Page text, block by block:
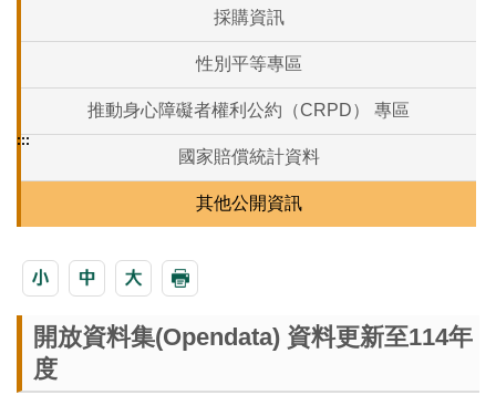
採購資訊
性別平等專區
推動身心障礙者權利公約（CRPD） 專區
國家賠償統計資料
其他公開資訊
:::
開放資料集(Opendata) 資料更新至114年
度